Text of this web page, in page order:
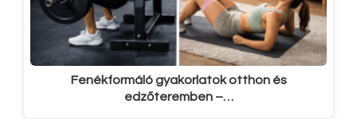
Fenékformáló gyakorlatok otthon és
edzőteremben –…